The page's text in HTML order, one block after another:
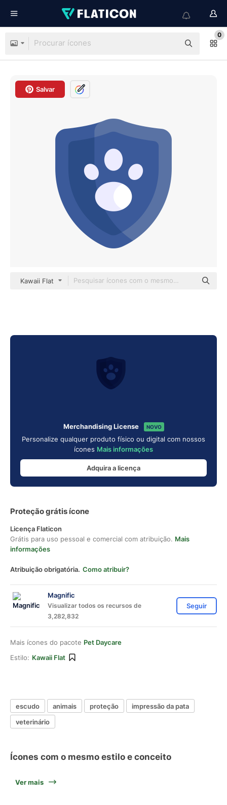
0
Salvar
Kawaii Flat
Merchandising License NOVO
Personalize qualquer produto físico ou digital com nossos
ícones Mais informações
Adquira a licença
Proteção grátis ícone
Licença Flaticon
Grátis para uso pessoal e comercial com atribuição. Mais
informações
Atribuição obrigatória. Como atribuir?
Magnific
Visualizar todos os recursos de
3,282,832
Seguir
Mais ícones do pacote Pet Daycare
Estilo: Kawaii Flat
escudo animais proteção
impressão da pata
veterinário
Ícones com o mesmo estilo e conceito
Ver mais